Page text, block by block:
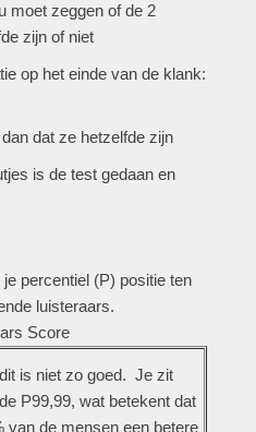
moet zeggen of de 2
zijn of niet
op het einde van de klank:
dat ze hetzelfde zijn
is de test gedaan en
percentiel (P) positie ten
luisteraars.
Score
is niet zo goed. Je zit
P99,99, wat betekent dat
van de mensen een betere